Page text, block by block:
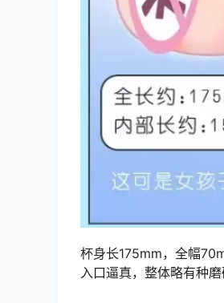
杯身长175mm，全幅
入口逼真，整体略有种